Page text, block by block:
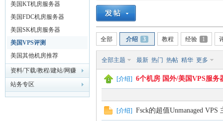
美国KT机房服务器
美国FDC机房服务器
美国SK机房服务器
美国VPS评测
美国其他机房推荐
资料/下载/教程/建站/网赚
站务专区
全部 介绍 3 教程 经验 1
全部主题 最新 热门 热帖 精华 更多
[介绍] 6个机房 国外/美国VPS服务
[介绍] Fsck的超值Unmanaged VPS